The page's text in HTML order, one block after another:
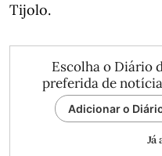
Tijolo.
Escolha o Diário
preferida de
Adicionar o
Já